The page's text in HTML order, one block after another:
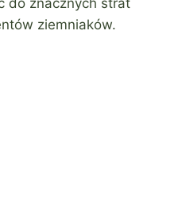
ziemniaków.